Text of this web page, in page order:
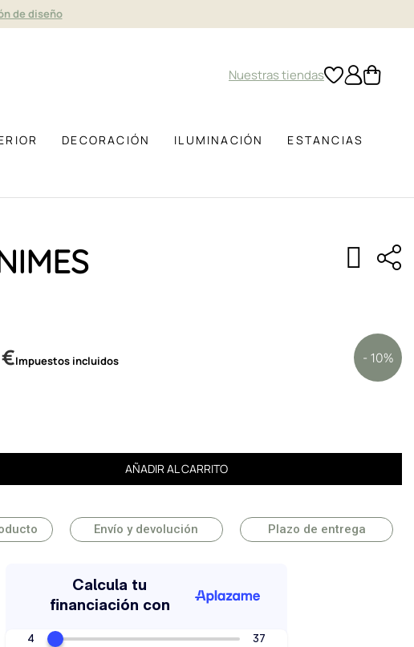
de diseño
Nuestras tiendas
DECORACIÓN ILUMINACIÓN ESTANCIAS
- 10%
Impuestos incluidos
AÑADIR AL CARRITO
Envío y devolución Plazo de entrega